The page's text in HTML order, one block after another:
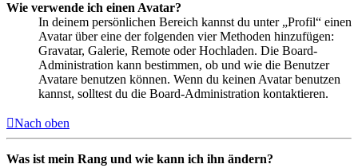
Wie verwende ich einen Avatar?
In deinem persönlichen Bereich kannst du unter „Profil“ einen
Avatar über eine der folgenden vier Methoden hinzufügen:
Gravatar, Galerie, Remote oder Hochladen. Die Board-
Administration kann bestimmen, ob und wie die Benutzer
Avatare benutzen können. Wenn du keinen Avatar benutzen
kannst, solltest du die Board-Administration kontaktieren.
Nach oben
Was ist mein Rang und wie kann ich ihn ändern?